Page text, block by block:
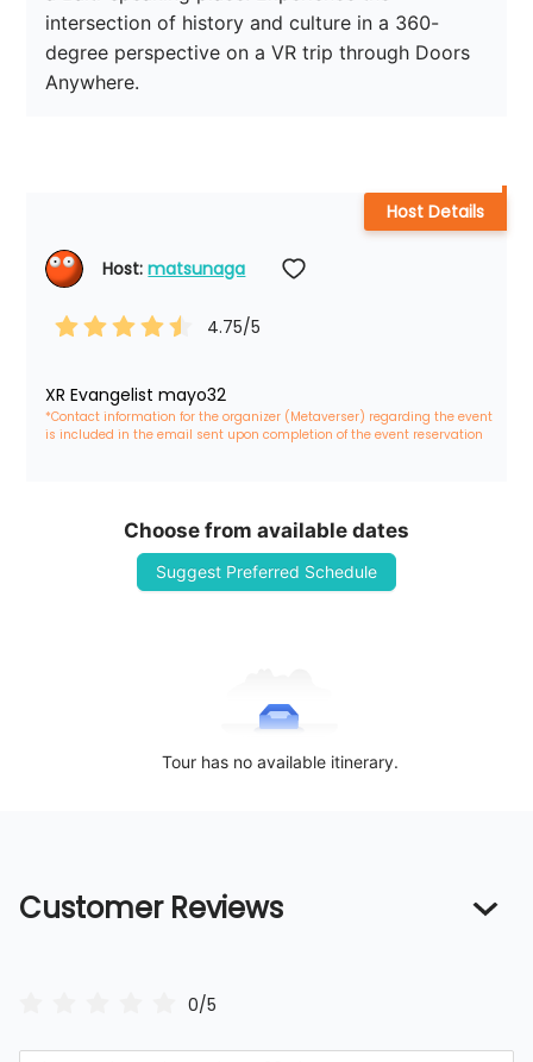
intersection of history and culture in a 360-
degree perspective on a VR trip through Doors
Anywhere.
Host: matsunaga
4.75/5
XR Evangelist mayo32
*Contact information for the organizer (Metaverser) regarding the event
is included in the email sent upon completion of the event reservation
Host Details
Choose from available dates
Suggest Preferred Schedule
Tour has no available itinerary.
Customer Reviews
0/5